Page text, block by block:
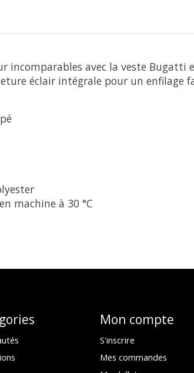
incomparables avec la veste
éclair intégrale pour un enfilage
machine à 30 °C
Mon compte
S'inscrire
Mes commandes